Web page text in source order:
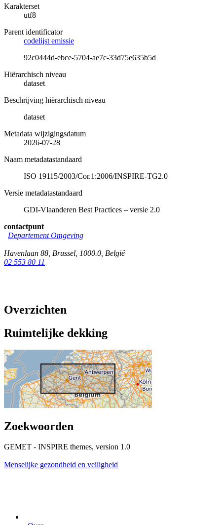
Karakterset
utf8
Parent identificator
codelijst emissie
92c0444d-ebce-5704-ae7c-33d75e635b5d
Hiërarchisch niveau
dataset
Beschrijving hiërarchisch niveau
dataset
Metadata wijzigingsdatum
2026-07-28
Naam metadatastandaard
ISO 19115/2003/Cor.1:2006/INSPIRE-TG2.0
Versie metadatastandaard
GDI-Vlaanderen Best Practices – versie 2.0
contactpunt
Departement Omgeving
Havenlaan 88 Brussel 1000.0 België
02 553 80 11
Overzichten
Ruimtelijke dekking
Zoekwoorden
GEMET - INSPIRE themes, version 1.0
Menselijke gezondheid en veiligheid